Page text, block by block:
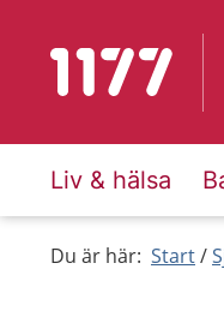
Till startsidan för
Liv & hälsa
Du är här: Start